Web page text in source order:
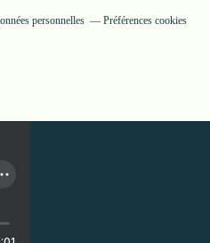
personnelles Préférences cookies